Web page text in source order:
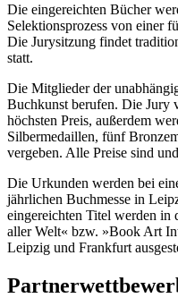
Die eingereichten Bücher
Selektionsprozess von einer
Die Jurysitzung findet
statt.
Die Mitglieder der
Buchkunst berufen. Die Jury
höchsten Preis, außerdem
Silbermedaillen, fünf
vergeben. Alle Preise sind
Die Urkunden werden bei
jährlichen Buchmesse in
eingereichten Titel werden in
aller Welt« bzw. »Book Art
Leipzig und Frankfurt